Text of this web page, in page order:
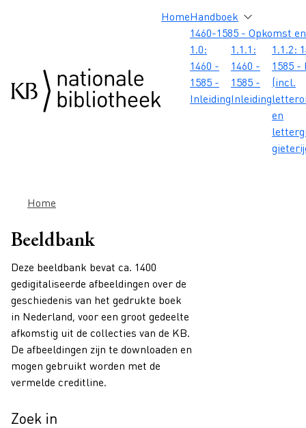
Hoofdnavigatie
HomeHandboek
1460-1585 - Opkomst
1.0:
1460 -
1585 -
Inleiding
1.1.1:
1460 -
1585 -
Inleiding
1.1.2:
1585
(incl.
en
Kruimelpad
Home
Beeldbank
Deze beeldbank bevat ca. 1400
gedigitaliseerde afbeeldingen over de
geschiedenis van het gedrukte boek
in Nederland, voor een groot gedeelte
afkomstig uit de collecties van de KB.
De afbeeldingen zijn te downloaden en
mogen gebruikt worden met de
vermelde creditline.
Zoek in